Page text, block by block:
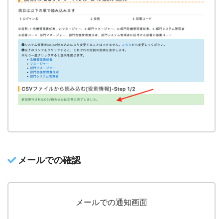
メールでの確認
メールでの通知画面